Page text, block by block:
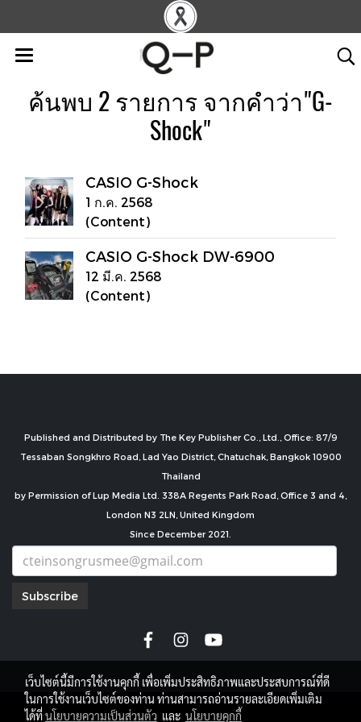
ค้นพบ 2 รายการ จากคำว่า"G-
Shock"
CASIO G-Shock
1 ก.ค. 2568
(Content)
CASIO G-Shock DW-6900
12 มี.ค. 2568
(Content)
Published and Distributed by The Key Publisher Co., Ltd., Office: 87/9
Tessaban Songkhro Road, Lad Yao District, Chatuchak, Bangkok 10900
Thailand
by Permission of Lup Media Ltd. 338A Regents Park Road, Office 3 and 4,
London N3 2LN, United Kingdom
Since December 2021.
Subscribe
copyright by
เว็บไซต์นี้มีการใช้งานคุกกี้ เพื่อเพิ่มประสิทธิภาพและประสบการณ์ที่ดี
ในการใช้งานเว็บไซต์ของท่าน ท่านสามารถอ่านรายละเอียดเพิ่มเติม
ได้ที่นโยบายความเป็นส่วนตัว และ นโยบายคุกกี้